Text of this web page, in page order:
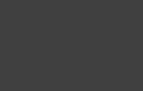
noter que certains